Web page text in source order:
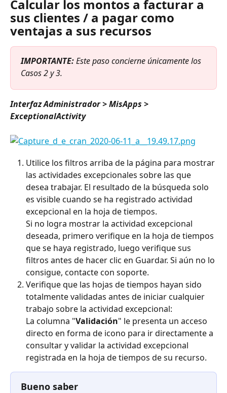
Calcular los montos a facturar a
sus clientes / a pagar como
ventajas a sus recursos
IMPORTANTE: Este paso concierne únicamente los
Casos 2 y 3.
Interfaz Administrador > MisApps >
ExceptionalActivity
Utilice los filtros arriba de la página para mostrar
las actividades excepcionales sobre las que
desea trabajar. El resultado de la búsqueda solo
es visible cuando se ha registrado actividad
excepcional en la hoja de tiempos.
Si no logra mostrar la actividad excepcional
deseada, primero verifique en la hoja de tiempos
que se haya registrado, luego verifique sus
filtros antes de hacer clic en Guardar. Si aún no lo
consigue, contacte con soporte.
Verifique que las hojas de tiempos hayan sido
totalmente validadas antes de iniciar cualquier
trabajo sobre la actividad excepcional:
La columna "Validación" le presenta un acceso
directo en forma de icono para ir directamente a
consultar y validar la actividad excepcional
registrada en la hoja de tiempos de su recurso.
Bueno saber